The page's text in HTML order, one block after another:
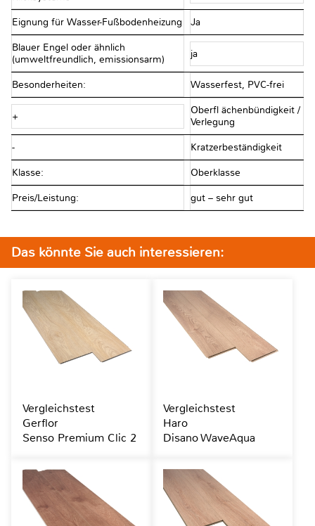
Eignung für Wasser-Fußbodenheizung Ja
Blauer Engel oder ähnlich
(umweltfreundlich, emissionsarm)
ja
Besonderheiten: Wasserfest, PVC-frei
+
Oberfl ächenbündigkeit /
Verlegung
- Kratzerbeständigkeit
Klasse: Oberklasse
Preis/Leistung: gut – sehr gut
Das könnte Sie auch interessieren:
Vergleichstest
Gerflor
Senso Premium Clic 2
Vergleichstest
Haro
Disano WaveAqua